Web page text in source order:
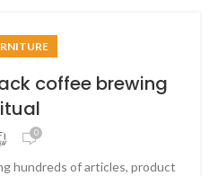
coffee brewing
0
hundreds of articles, product